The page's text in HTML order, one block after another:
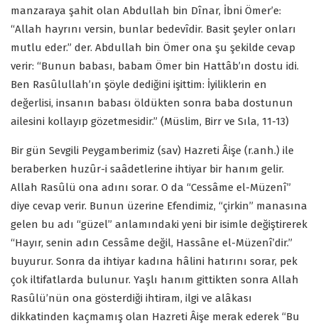
manzaraya şahit olan Abdullah bin Dînar, İbni Ömer’e:
“Allah hayrını versin, bunlar bedevîdir. Basit şeyler onları
mutlu eder.” der. Abdullah bin Ömer ona şu şekilde cevap
verir: “Bunun babası, babam Ömer bin Hattâb’ın dostu idi.
Ben Rasûlullah’ın şöyle dediğini işittim: İyiliklerin en
değerlisi, insanın babası öldükten sonra baba dostunun
ailesini kollayıp gözetmesidir.” (Müslim, Birr ve Sıla, 11-13)
Bir gün Sevgili Peygamberimiz (sav) Hazreti Âişe (r.anh.) ile
beraberken huzûr-i saâdetlerine ihtiyar bir hanım gelir.
Allah Rasûlü ona adını sorar. O da “Cessâme el-Müzenî”
diye cevap verir. Bunun üzerine Efendimiz, “çirkin” manasına
gelen bu adı “güzel” anlamındaki yeni bir isimle değiştirerek
“Hayır, senin adın Cessâme değil, Hassâne el-Müzenî’dir.”
buyurur. Sonra da ihtiyar kadına hâlini hatırını sorar, pek
çok iltifatlarda bulunur. Yaşlı hanım gittikten sonra Allah
Rasûlü’nün ona gösterdiği ihtiram, ilgi ve alâkası
dikkatinden kaçmamış olan Hazreti Âişe merak ederek “Bu